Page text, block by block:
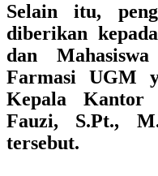
Selain itu,
diberikan
dan
Farmasi UGM
Kepala Kantor
Fauzi, S.Pt.,
tersebut.